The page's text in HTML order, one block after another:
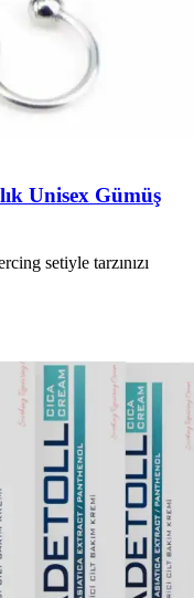
Unisex Gümüş
setiyle tarzınızı